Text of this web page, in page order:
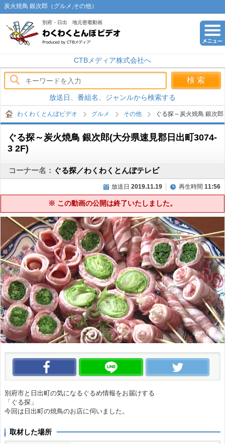
炭火焼鳥 銀次郎（グルメ,その他）
別府・日出 地元密着動画
CTBメディア株式会社へ
放送日、番組名、ジャンルから検索する
わくわくとんぼビデオ グルメ その他 ぐる探～炭火焼鳥 銀次郎
ぐる探～炭火焼鳥 銀次郎(大分県速見郡日出町3074-
3 2F)
コーナー名： ぐる探／わくわくとんぼテレビ
放送日 2019.11.19 再生時間 11:56
※ この動画の公開は終了いたしました。
この動画をいいね！ この動画をLINEで送る
別府市と日出町の気になるぐるめ情報をお届けする
「ぐる探」
今回は日出町の焼鳥のお店に伺いました。
取材した場所